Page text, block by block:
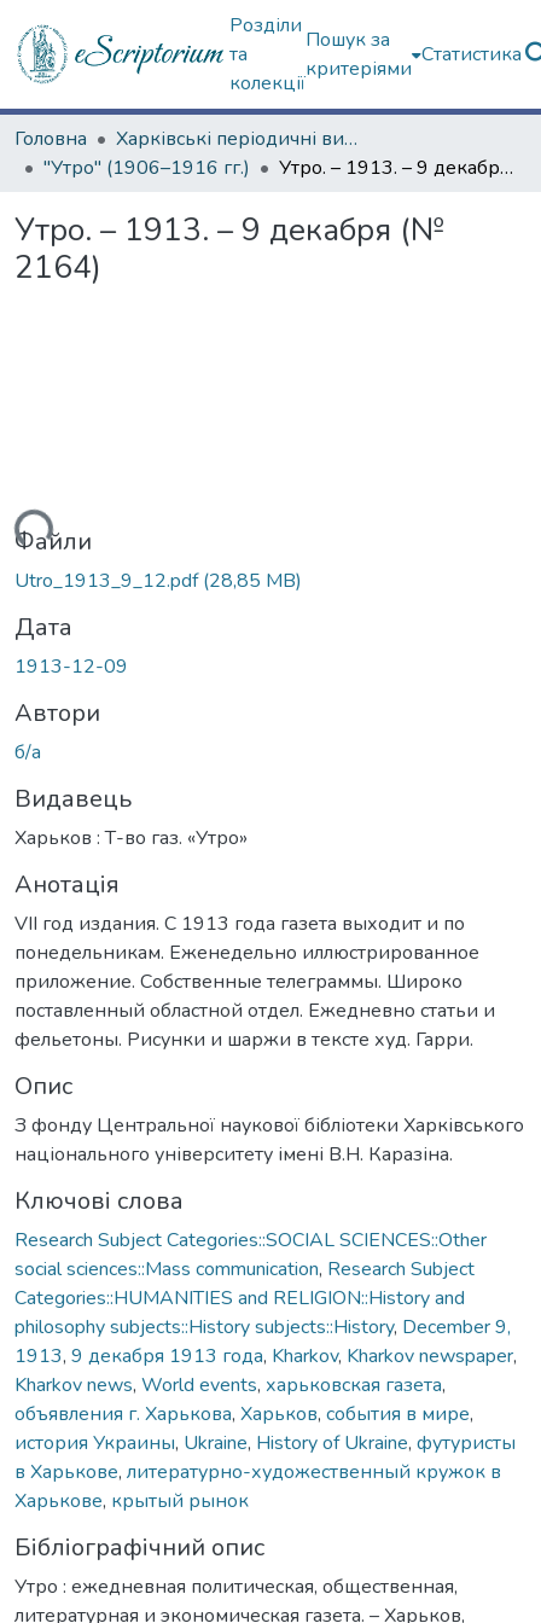
Розділи
та
колекції
Пошук за
критеріями
Статистика
Головна
Харківські періодичні видання
"Утро" (1906–1916 гг.)
Утро. – 1913. – 9 декабря (№ 2164)
Утро. – 1913. – 9 декабря (№
2164)
Файли
Utro_1913_9_12.pdf(28,85 MB)
Дата
1913-12-09
Автори
б/а
Видавець
Харьков : Т-во газ. «Утро»
Анотація
VII год издания. С 1913 года газета выходит и по
понедельникам. Еженедельно иллюстрированное
приложение. Собственные телеграммы. Широко
поставленный областной отдел. Ежедневно статьи и
фельетоны. Рисунки и шаржи в тексте худ. Гарри.
Опис
З фонду Центральної наукової бібліотеки Харківського
національного університету імені В.Н. Каразіна.
Ключові слова
Research Subject Categories::SOCIAL SCIENCES::Other
social sciences::Mass communication, Research Subject
Categories::HUMANITIES and RELIGION::History and
philosophy subjects::History subjects::History, December 9,
1913, 9 декабря 1913 года, Kharkov, Kharkov newspaper,
Kharkov news, World events, харьковская газета,
объявления г. Харькова, Харьков, события в мире,
история Украины, Ukraine, History of Ukraine, футуристы
в Харькове, литературно-художественный кружок в
Харькове, крытый рынок
Бібліографічний опис
Утро : ежедневная политическая, общественная,
литературная и экономическая газета. – Харьков,